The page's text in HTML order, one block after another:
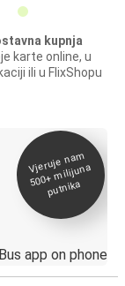
kupnja
karte online, u
ili u FlixShopu
Vjeruje na
m
500+
milijuna
putnika